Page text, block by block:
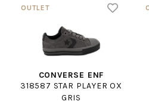
CONVERSE ENF
318587 STAR PLAYER OX
GRIS